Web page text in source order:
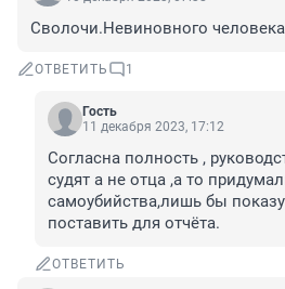
Сволочи.Невиновного
ОТВЕТИТЬ 1
Гость
11 декабря 2023, 17:12
Согласна полность ,
судят а не отца ,а то
самоубийства,лишь бы
поставить для отчёта.
ОТВЕТИТЬ